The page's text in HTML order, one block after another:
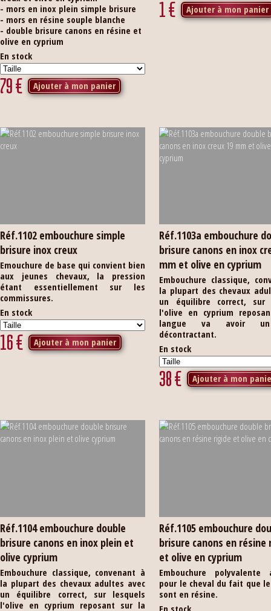
- mors en inox plein simple brisure
- mors en résine souple blanche
- double brisure canons en résine et
olive en cyprium
En stock
79€ Ajouter à mon panier
1€ Ajouter à mon panier
Réf.1102 embouchure simple
brisure inox creux
Emouchure de base qui convient bien
aux jeunes chevaux, la pression
étant essentiellement sur les
commissures.
En stock
16€ Ajouter à mon panier
Réf.1103a embouchure
brisure canons en inox
mm et olive en cyprium
Embouchure classique,
la plupart des chevaux
un équilibre correct, sur
l'olive en cyprium
langue va avoir
décontractant.
En stock
38€ Ajouter à mon
Réf.1104 embouchure double
brisure canons en inox plein et
olive cyprium
Embouchure classique, convenant à
la plupart des chevaux adultes avec
un équilibre correct, sur lesquels
l'olive en cyprium reposant sur la
Réf.1105 embouchure
brisure canons en résine
et olive en cyprium
Embouchure polyvalente
pour le cheval du fait que
sont en résine.
En stock